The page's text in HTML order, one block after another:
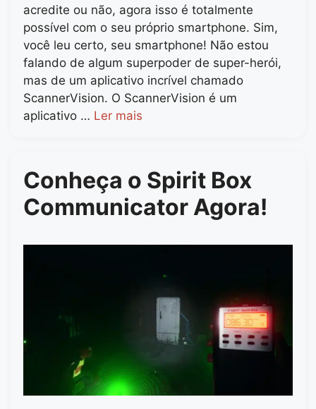
acredite ou não, agora isso é totalmente
possível com o seu próprio smartphone. Sim,
você leu certo, seu smartphone! Não estou
falando de algum superpoder de super-herói,
mas de um aplicativo incrível chamado
ScannerVision. O ScannerVision é um
aplicativo … Ler mais
Conheça o Spirit Box
Communicator Agora!